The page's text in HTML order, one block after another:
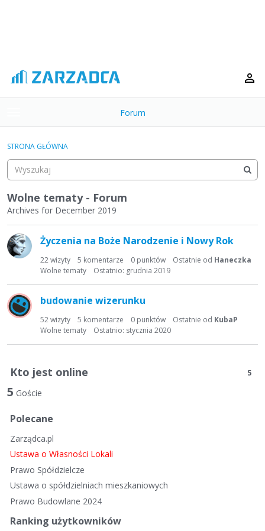
o
g
e
m
e
n
Forum
Kategorie
Dyskusje
Aktywność
STRONA GŁÓWNA
Wolne tematy - Forum
Archives for December 2019
i
s
a
d
y
u
y
j
n
a
Życzenia na Boże Narodzenie i Nowy Rok
22wizyty 5 komentarze 0 punktów Ostatnie od Haneczka
Ostatnio: grudnia 2019
Wolne tematy
budowanie wizerunku
52wizyty 5 komentarze 0 punktów Ostatnie od KubaP
Ostatnio: stycznia 2020
Wolne tematy
Kto jest online 5
5 Goście
Polecane
Zarządca.pl
Ustawa o Własności Lokali
Prawo Spółdzielcze
Ustawa o spółdzielniach mieszkaniowych
Prawo Budowlane 2024
Ranking użytkowników